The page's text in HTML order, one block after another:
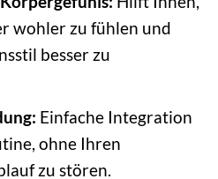
wohler zu fühlen und
besser zu
Einfache Integration
ohne Ihren
zu stören.